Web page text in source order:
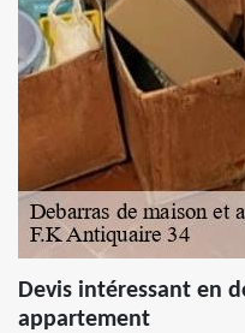
Devis intéressant en
appartement